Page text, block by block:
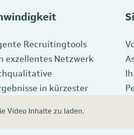
Recruitingtools
exzellentes Netzwerk
in kürzester
Video Inhalte zu laden.